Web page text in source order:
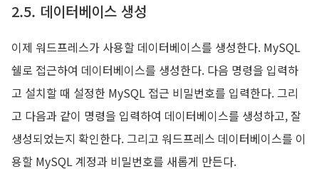
2.5. 데이터베이스 생성
이제 워드프레스가 사용할 데이터베이스를 생성한다. MySQL
쉘로 접근하여 데이터베이스를 생성한다. 다음 명령을 입력하
고 설치할 때 설정한 MySQL 접근 비밀번호를 입력한다. 그리
고 다음과 같이 명령을 입력하여 데이터베이스를 생성하고, 잘
생성되었는지 확인한다. 그리고 워드프레스 데이터베이스를 이
용할 MySQL 계정과 비밀번호를 새롭게 만든다.